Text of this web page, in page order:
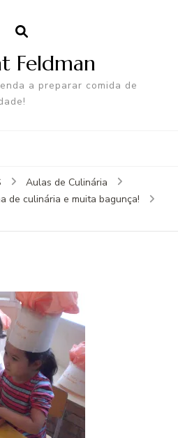
Feldman
a preparar comida de
Aulas de Culinária
de culinária e muita bagunça!